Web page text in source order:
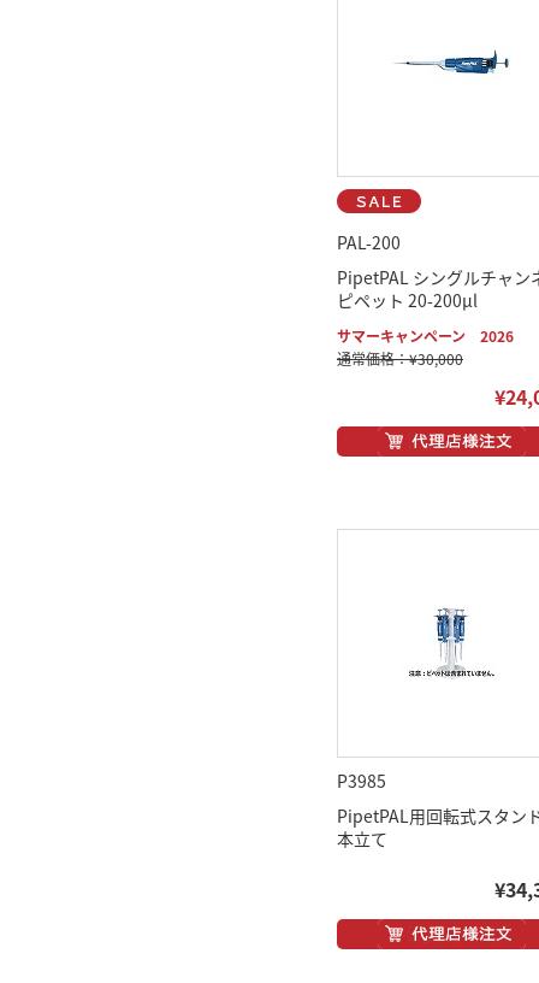
PAL-200
PipetPAL シングルチャン
ピペット 20-200μl
サマーキャンペーン 2026
通常価格：¥30,000
P3985
PipetPAL用回転式スタン
本立て